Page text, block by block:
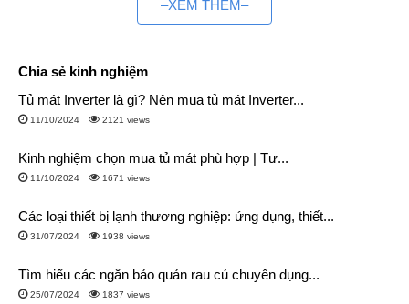
Sau 2 ~ 4h đặt hàng
1.1. Chính sách bán hàng online giá rẻ hơn siêu thị
Điện máy siêu rẻ thuộc Công ty Cổ Phần Thiết bị Anh Phú,
thương hiệu điều hòa trên toàn quốc như:
Với những thương hiệu cao cấp như: Daikin, Panasonic, LG,
Cho tới những hãng giá rẻ như: Gree, Dairry, Casper, Midea,
–XEM THÊM–
Chia sẻ kinh nghiệm
Tủ mát Inverter là gì? Nên mua tủ mát Inverter...
11/10/2024 2121 views
Kinh nghiệm chọn mua tủ mát phù hợp | Tư...
11/10/2024 1671 views
Các loại thiết bị lạnh thương nghiệp: ứng dụng, thiết...
31/07/2024 1938 views
Tìm hiểu các ngăn bảo quản rau củ chuyên dụng...
25/07/2024 1837 views